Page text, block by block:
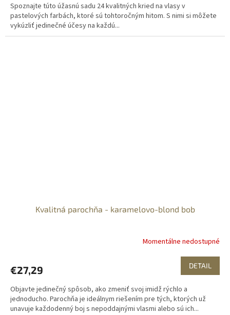
Spoznajte túto úžasnú sadu 24 kvalitných kried na vlasy v
pastelových farbách, ktoré sú tohtoročným hitom. S nimi si môžete
vykúzliť jedinečné účesy na každú...
Kvalitná parochňa - karamelovo-blond bob
Momentálne nedostupné
€27,29 DETAIL
Objavte jedinečný spôsob, ako zmeniť svoj imidž rýchlo a
jednoducho. Parochňa je ideálnym riešením pre tých, ktorých už
unavuje každodenný boj s nepoddajnými vlasmi alebo sú ich...